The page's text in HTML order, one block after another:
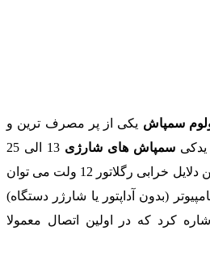
سمپاش یکی از پر مصرف ترین و
یدکی سمپاش های شارژی
13 الی 25
لیتری می باشد. از اصلی ترین دلایل خرابی رگلاتور 12 ولت می توان
(بدون آداپتور یا شارژر دستگاه)
کرد که در اولین اتصال معمولا